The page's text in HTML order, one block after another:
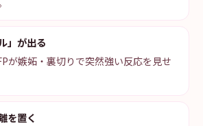
」が出る
が嫉妬・裏切りで突然強い反応を見せ
を置く